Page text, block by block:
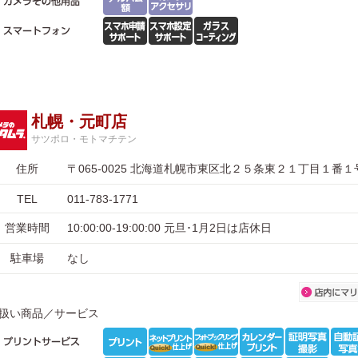
札幌・元町店
サツポロ・モトマチテン
住所 〒065-0025 北海道札幌市東区北２５条東２１丁目１番１
TEL 011-783-1771
営業時間 10:00:00-19:00:00 元旦･1月2日は店休日
駐車場 なし
い商品／サービス